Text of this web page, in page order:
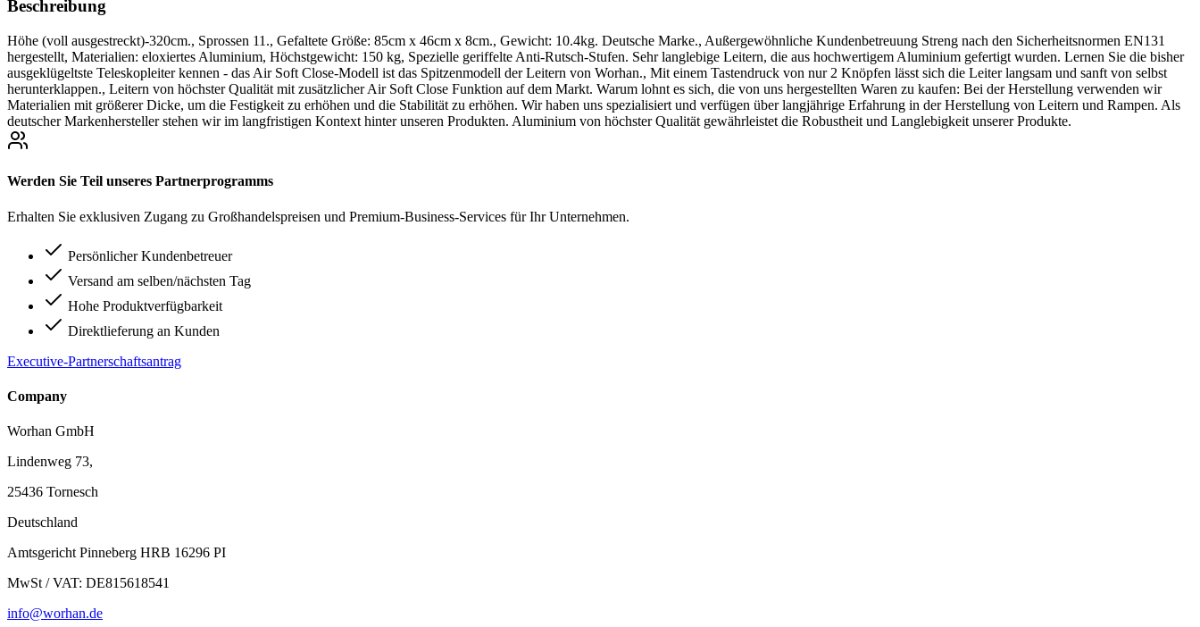
Beschreibung
Höhe (voll ausgestreckt)-320cm., Sprossen 11., Gefaltete Größe: 85cm x 46cm x 8cm., Gewicht: 10.4kg. Deutsche Marke., Außergewöhnliche Kundenbetreuung Streng nach den Sicherheitsnormen EN131
hergestellt, Materialien: eloxiertes Aluminium, Höchstgewicht: 150 kg, Spezielle geriffelte Anti-Rutsch-Stufen. Sehr langlebige Leitern, die aus hochwertigem Aluminium gefertigt wurden. Lernen Sie die bisher
ausgeklügeltste Teleskopleiter kennen - das Air Soft Close-Modell ist das Spitzenmodell der Leitern von Worhan., Mit einem Tastendruck von nur 2 Knöpfen lässt sich die Leiter langsam und sanft von selbst
herunterklappen., Leitern von höchster Qualität mit zusätzlicher Air Soft Close Funktion auf dem Markt. Warum lohnt es sich, die von uns hergestellten Waren zu kaufen: Bei der Herstellung verwenden wir
Materialien mit größerer Dicke, um die Festigkeit zu erhöhen und die Stabilität zu erhöhen. Wir haben uns spezialisiert und verfügen über langjährige Erfahrung in der Herstellung von Leitern und Rampen. Als
deutscher Markenhersteller stehen wir im langfristigen Kontext hinter unseren Produkten. Aluminium von höchster Qualität gewährleistet die Robustheit und Langlebigkeit unserer Produkte.
Werden Sie Teil unseres Partnerprogramms
Erhalten Sie exklusiven Zugang zu Großhandelspreisen und Premium-Business-Services für Ihr Unternehmen.
Persönlicher Kundenbetreuer
Versand am selben/nächsten Tag
Hohe Produktverfügbarkeit
Direktlieferung an Kunden
Executive-Partnerschaftsantrag
Company
Worhan GmbH
Lindenweg 73,
25436 Tornesch
Deutschland
Amtsgericht Pinneberg HRB 16296 PI
MwSt / VAT: DE815618541
info@worhan.de